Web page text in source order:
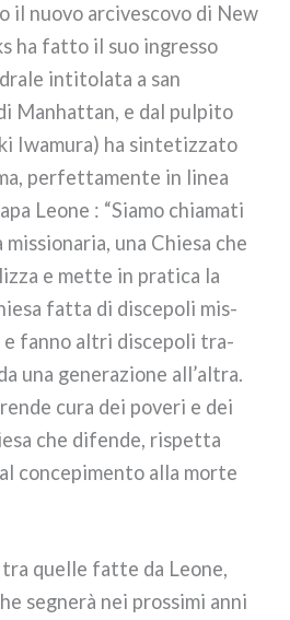
il nuo­vo arci­ve­sco­vo di New
ha fat­to il suo ingres­so
inti­to­la­ta a san
Manhattan, e dal pul­pi­to
Iwamura) ha sin­te­tiz­za­to
per­fet­ta­men­te in linea
Leone : “Siamo chia­ma­ti
mis­sio­na­ria, una Chiesa che
e met­te in pra­ti­ca la
fat­ta di disce­po­li mis­
e fan­no altri disce­po­li tra­
una gene­ra­zio­ne all’altra.
cura dei pove­ri e dei
che difen­de, rispet­ta
con­ce­pi­men­to alla mor­te
tra quel­le fat­te da Leone,
segne­rà nei pros­si­mi anni